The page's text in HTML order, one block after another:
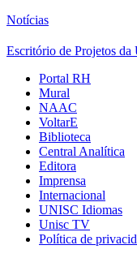
Notícias
Escritório de Projetos da
Portal RH
Mural
NAAC
VoltarE
Biblioteca
Central Analítica
Editora
Imprensa
Internacional
UNISC Idiomas
Unisc TV
Política de